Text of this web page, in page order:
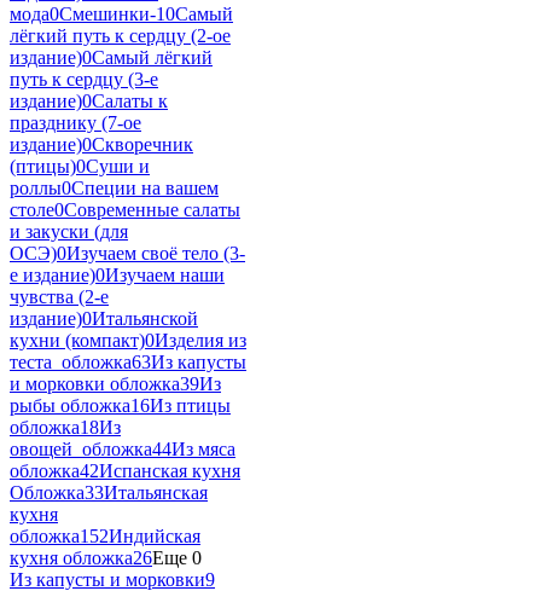
мода0Смешинки-10Самый
лёгкий путь к сердцу (2-ое
издание)0Самый лёгкий
путь к сердцу (3-е
издание)0Салаты к
празднику (7-ое
издание)0Скворечник
(птицы)0Суши и
роллы0Специи на вашем
столе0Современные салаты
и закуски (для
ОСЭ)0Изучаем своё тело (3-
е издание)0Изучаем наши
чувства (2-е
издание)0Итальянской
кухни (компакт)0Изделия из
теста_обложка63Из капусты
и морковки обложка39Из
рыбы обложка16Из птицы
обложка18Из
овощей_обложка44Из мяса
обложка42Испанская кухня
Обложка33Итальянская
кухня
обложка152Индийская
кухня обложка26Еще 0
Из капусты и морковки9